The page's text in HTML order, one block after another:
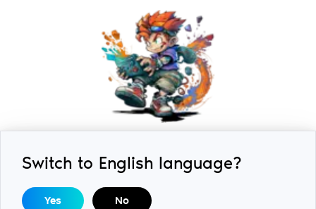
2018-2026 © ExLoader. Todos los derechos reservados.
Diseñado y desarrollado por
Switch to English language?
Yes No